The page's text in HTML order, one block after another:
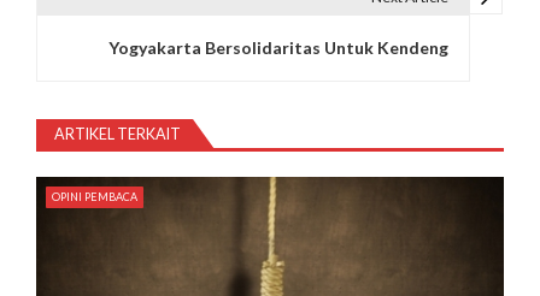
i
p
Yogyakarta Bersolidaritas Untuk Kendeng
ARTIKEL TERKAIT
OPINI PEMBACA